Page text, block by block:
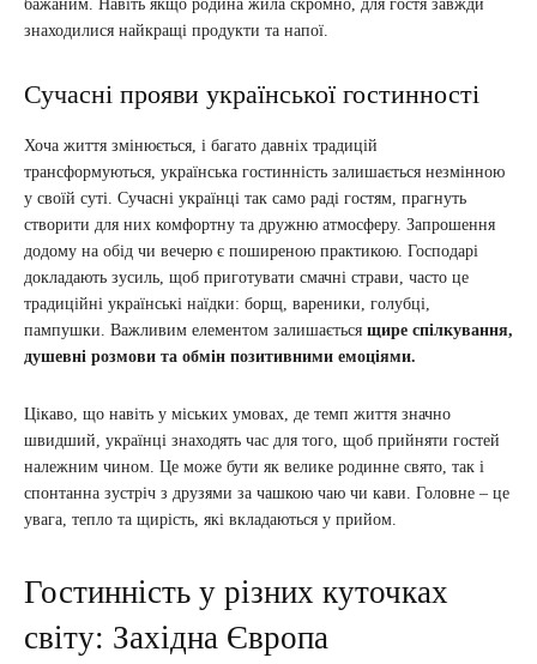
бажаним. Навіть якщо родина жила скромно, для гостя завжди
знаходилися найкращі продукти та напої.
Сучасні прояви української гостинності
Хоча життя змінюється, і багато давніх традицій
трансформуються, українська гостинність залишається незмінною
у своїй суті. Сучасні українці так само раді гостям, прагнуть
створити для них комфортну та дружню атмосферу. Запрошення
додому на обід чи вечерю є поширеною практикою. Господарі
докладають зусиль, щоб приготувати смачні страви, часто це
традиційні українські наїдки: борщ, вареники, голубці,
пампушки. Важливим елементом залишається щире спілкування,
душевні розмови та обмін позитивними емоціями.
Цікаво, що навіть у міських умовах, де темп життя значно
швидший, українці знаходять час для того, щоб прийняти гостей
належним чином. Це може бути як велике родинне свято, так і
спонтанна зустріч з друзями за чашкою чаю чи кави. Головне – це
увага, тепло та щирість, які вкладаються у прийом.
Гостинність у різних куточках
світу: Західна Європа